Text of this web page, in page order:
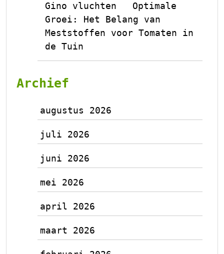
Gino vluchten
Optimale
Groei: Het Belang van
Meststoffen voor Tomaten in
de Tuin
Archief
augustus 2026
juli 2026
juni 2026
mei 2026
april 2026
maart 2026